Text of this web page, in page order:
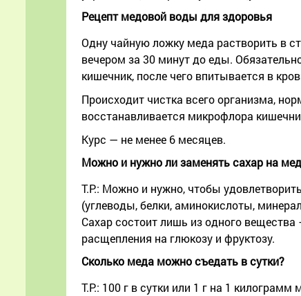
Рецепт медовой воды для здоровья
Одну чайную ложку меда растворить в
вечером за 30 минут до еды.
кишечник, после чего впитывается в
Происходит чистка всего организма,
восстанавливается микрофлора
Курс — не менее 6 месяцев.
Можно и нужно ли заменять сахар на
Т.Р.: Можно и нужно, чтобы
(углеводы, белки, аминокислоты,
Сахар состоит лишь из одного
расщепления на глюкозу и фруктозу.
Сколько меда можно съедать в сутки?
Т.Р.: 100 г в сутки или 1 г на 1